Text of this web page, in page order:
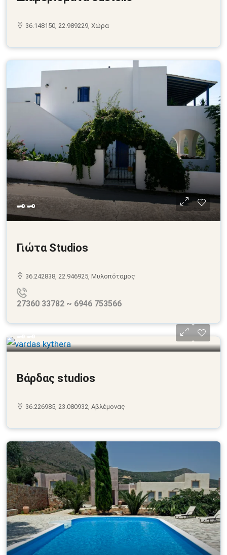
36.148150, 22.989229, Χώρα
🗝 🗝
Γιώτα Studios
36.242838, 22.946925, Μυλοπόταμος
27360 33782 ~ 6946 753566
🗝 🗝
Βάρδας studios
36.226985, 23.080932, Αβλέμονας